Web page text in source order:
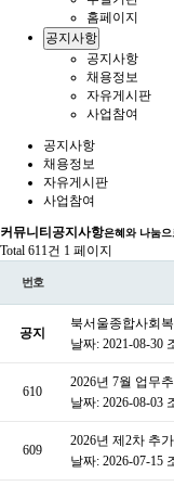
홈페이지
공지사항
공지사항
채용정보
자유게시판
사업참여
공지사항
채용정보
자유게시판
사업참여
커뮤니티 공지사항은혜와 나눔
Total 611건 1 페이지
번호
공지
북서울종합사회
날짜: 2021-08-30
610
2026년 7월 업무
날짜: 2026-08-03
609
2026년 제2차 추
날짜: 2026-07-15